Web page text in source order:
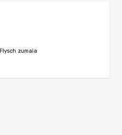
Flysch zumaia